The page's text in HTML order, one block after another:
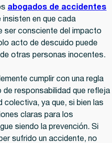
abogados de accidentes
insisten en que cada
ser consciente del impacto
acto de descuido puede
otras personas inocentes.
cumplir con una regla
responsabilidad que refleja
colectiva, ya que, si bien las
claras para los
siendo la prevención. Si
sufrido un accidente, no